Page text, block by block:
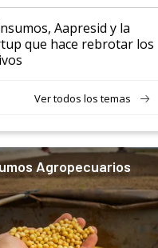
Aapresid y la
que hace rebrotar los
Ver todos los temas
Agropecuarios